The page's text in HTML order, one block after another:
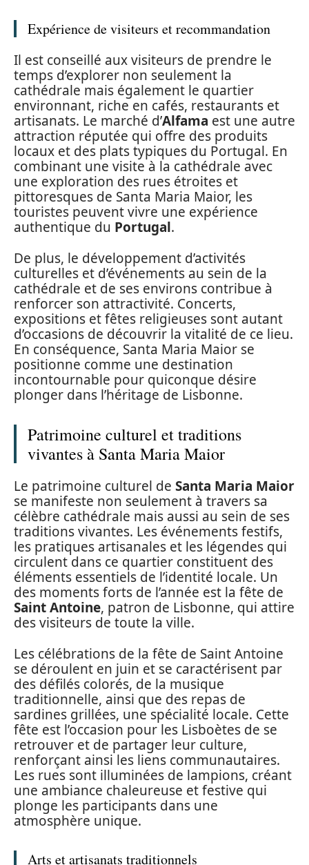
Expérience de visiteurs et recommandation
Il est conseillé aux visiteurs de prendre le
temps d’explorer non seulement la
cathédrale mais également le quartier
environnant, riche en cafés, restaurants et
artisanats. Le marché d’Alfama est une autre
attraction réputée qui offre des produits
locaux et des plats typiques du Portugal. En
combinant une visite à la cathédrale avec
une exploration des rues étroites et
pittoresques de Santa Maria Maior, les
touristes peuvent vivre une expérience
authentique du Portugal.
De plus, le développement d’activités
culturelles et d’événements au sein de la
cathédrale et de ses environs contribue à
renforcer son attractivité. Concerts,
expositions et fêtes religieuses sont autant
d’occasions de découvrir la vitalité de ce lieu.
En conséquence, Santa Maria Maior se
positionne comme une destination
incontournable pour quiconque désire
plonger dans l’héritage de Lisbonne.
Patrimoine culturel et traditions
vivantes à Santa Maria Maior
Le patrimoine culturel de Santa Maria Maior
se manifeste non seulement à travers sa
célèbre cathédrale mais aussi au sein de ses
traditions vivantes. Les événements festifs,
les pratiques artisanales et les légendes qui
circulent dans ce quartier constituent des
éléments essentiels de l’identité locale. Un
des moments forts de l’année est la fête de
Saint Antoine, patron de Lisbonne, qui attire
des visiteurs de toute la ville.
Les célébrations de la fête de Saint Antoine
se déroulent en juin et se caractérisent par
des défilés colorés, de la musique
traditionnelle, ainsi que des repas de
sardines grillées, une spécialité locale. Cette
fête est l’occasion pour les Lisboètes de se
retrouver et de partager leur culture,
renforçant ainsi les liens communautaires.
Les rues sont illuminées de lampions, créant
une ambiance chaleureuse et festive qui
plonge les participants dans une
atmosphère unique.
Arts et artisanats traditionnels